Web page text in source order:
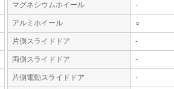
マグネシウムホイール -
アルミホイール ○
片側スライドドア -
両側スライドドア -
片側電動スライドドア -